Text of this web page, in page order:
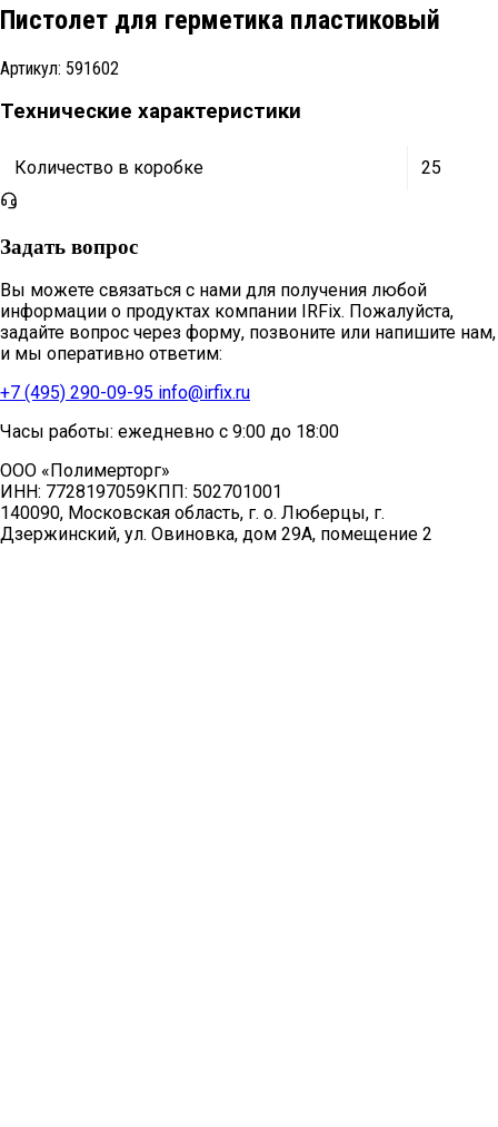
Пистолет для герметика пластиковый
Артикул: 591602
Технические характеристики
Количество в коробке 25
Задать вопрос
Вы можете связаться с нами для получения любой
информации о продуктах компании IRFix. Пожалуйста,
задайте вопрос через форму, позвоните или напишите нам,
и мы оперативно ответим:
+7 (495) 290-09-95 info@irfix.ru
Часы работы: ежедневно с 9:00 до 18:00
ООО «Полимерторг»
ИНН: 7728197059КПП: 502701001
140090, Московская область, г. о. Люберцы, г.
Дзержинский, ул. Овиновка, дом 29А, помещение 2